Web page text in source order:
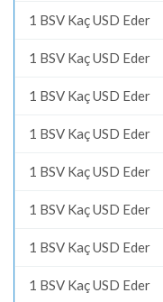
1 BSV Kaç USD Eder
1 BSV Kaç USD Eder
1 BSV Kaç USD Eder
1 BSV Kaç USD Eder
1 BSV Kaç USD Eder
1 BSV Kaç USD Eder
1 BSV Kaç USD Eder
1 BSV Kaç USD Eder